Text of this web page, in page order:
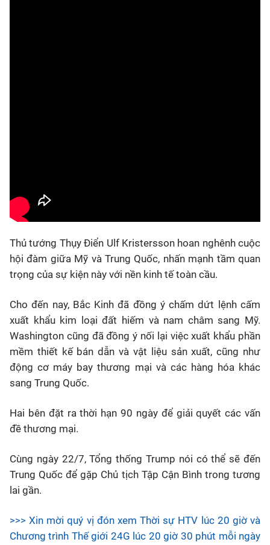
Thủ tướng Thụy Điển Ulf Kristersson hoan nghênh cuộc
hội đàm giữa Mỹ và Trung Quốc, nhấn mạnh tầm quan
trọng của sự kiện này với nền kinh tế toàn cầu.
Cho đến nay, Bắc Kinh đã đồng ý chấm dứt lệnh cấm
xuất khẩu kim loại đất hiếm và nam châm sang Mỹ.
Washington cũng đã đồng ý nối lại việc xuất khẩu phần
mềm thiết kế bán dẫn và vật liệu sản xuất, cũng như
động cơ máy bay thương mại và các hàng hóa khác
sang Trung Quốc.
Hai bên đặt ra thời hạn 90 ngày để giải quyết các vấn
đề thương mại.
Cùng ngày 22/7, Tổng thống Trump nói có thể sẽ đến
Trung Quốc để gặp Chủ tịch Tập Cận Bình trong tương
lai gần.
>>> Xin mời quý vị đón xem Thời sự HTV lúc 20 giờ và
Chương trình Thế giới 24G lúc 20 giờ 30 phút mỗi ngày